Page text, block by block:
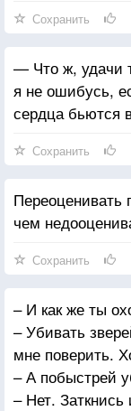
Сохранить
— Что ж, удачи
я не ошибусь,
сердца бьются
Сохранить
Переоценивать
чем
Сохранить
– И как же ты
– Убивать
мне поверить.
– А побыстрей
– Нет.